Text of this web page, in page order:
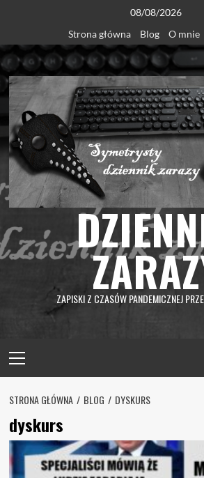
content
08/08/2026
Strona główna
Blog O mnie
ZAPISKI Z CZASÓW PANDEMICZNEJ
Menu
STRONA GŁÓWNA BLOG DYSKURS
dyskurs